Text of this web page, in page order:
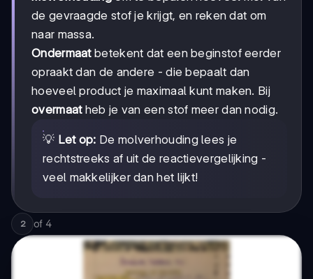
de gevraagde stof je krijgt, en reken dat om
naar massa.
Ondermaatbetekent dat een beginstof eerder
opraakt dan de andere - die bepaalt dan
hoeveel product je maximaal kunt maken. Bij
overmaatheb je van een stof meer dan nodig.
💡 Let op: De molverhouding lees je
rechtstreeks af uit de reactievergelijking -
veel makkelijker dan het lijkt!
2 of 4